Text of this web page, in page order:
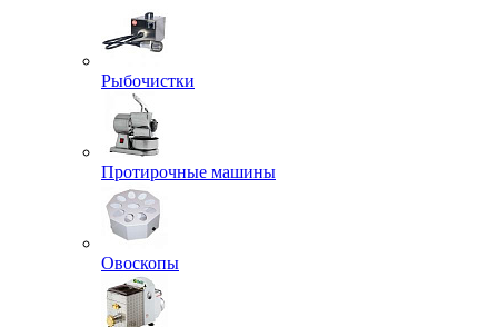
Рыбочистки
Протирочные машины
Овоскопы